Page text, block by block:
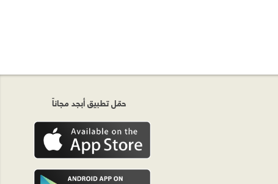
حمّل تطبيق أبجد مجاناً